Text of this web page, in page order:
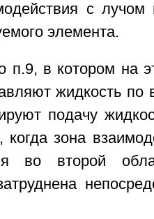
с
элемента.
п.9, в котором на
жидкость по
подачу
когда зона
во второй